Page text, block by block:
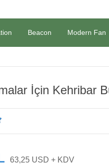
Beacon Modern Fan
İçin Kehribar
63,25 USD + KDV